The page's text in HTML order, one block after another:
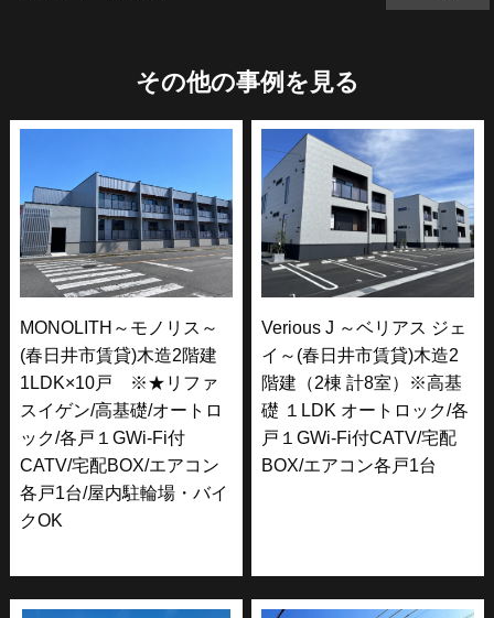
その他の事例を見る
MONOLITH～モノリス～
(春日井市賃貸)木造2階建
1LDK×10戸 ※★リファ
スイゲン/高基礎/オートロ
ック/各戸１GWi-Fi付
CATV/宅配BOX/エアコン
各戸1台/屋内駐輪場・バイ
クOK
Verious J ～ベリアス ジェ
イ～(春日井市賃貸)木造2
階建（2棟 計8室）※高基
礎 １LDK オートロック/各
戸１GWi-Fi付CATV/宅配
BOX/エアコン各戸1台